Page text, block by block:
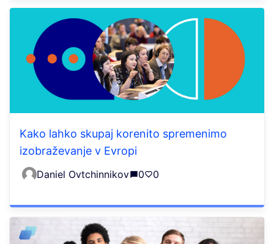
Kako lahko skupaj korenito spremenimo
izobraževanje v Evropi
Daniel Ovtchinnikov 0 0